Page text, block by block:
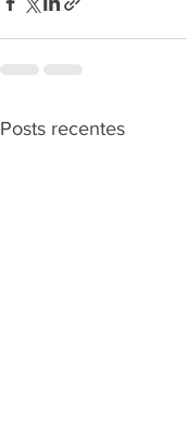
Posts recentes